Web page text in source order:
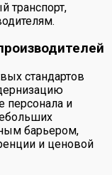
транспорт,
стандартов
персонала и
барьером,
и ценовой